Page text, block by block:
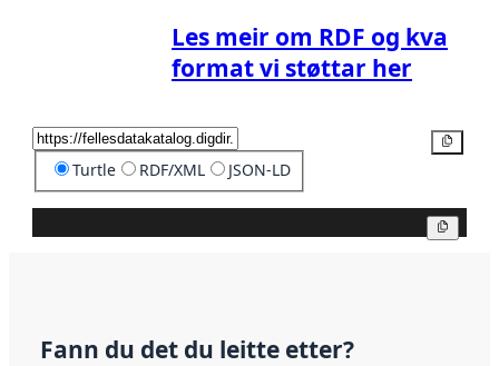
Les meir om RDF og kva
format vi støttar her
Turtle RDF/XML JSON-LD
Fann du det du leitte etter?